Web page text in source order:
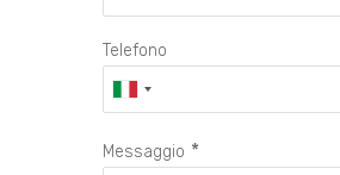
Telefono
Messaggio *